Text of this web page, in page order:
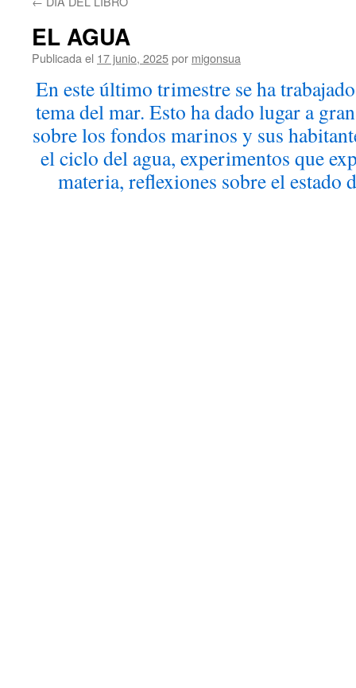
EL AGUA
Publicada el 17 junio, 2025por migonsua
En este último trimestre se ha
tema del mar. Esto ha dado lugar a
sobre los fondos marinos y sus
el ciclo del agua, experimentos que
materia, reflexiones sobre el